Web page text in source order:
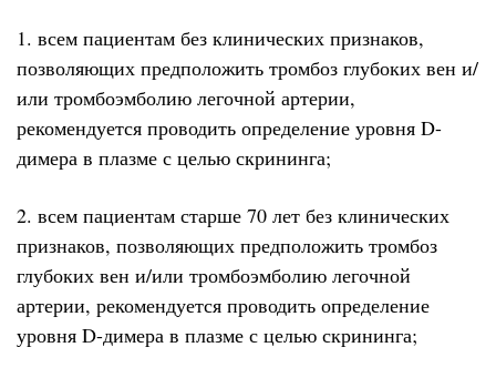
1. всем пациентам без клинических признаков,
позволяющих предположить тромбоз глубоких вен и/
или тромбоэмболию легочной артерии,
рекомендуется проводить определение уровня D-
димера в плазме с целью скрининга;
2. всем пациентам старше 70 лет без клинических
признаков, позволяющих предположить тромбоз
глубоких вен и/или тромбоэмболию легочной
артерии, рекомендуется проводить определение
уровня D-димера в плазме с целью скрининга;